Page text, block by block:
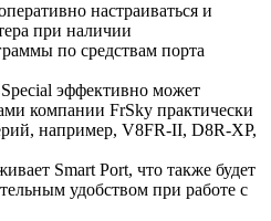
настраиваться и
при наличии
по средствам порта
эффективно может
компании FrSky практически
например, V8FR-II, D8R-XP,
Smart Port, что также будет
удобством при работе с